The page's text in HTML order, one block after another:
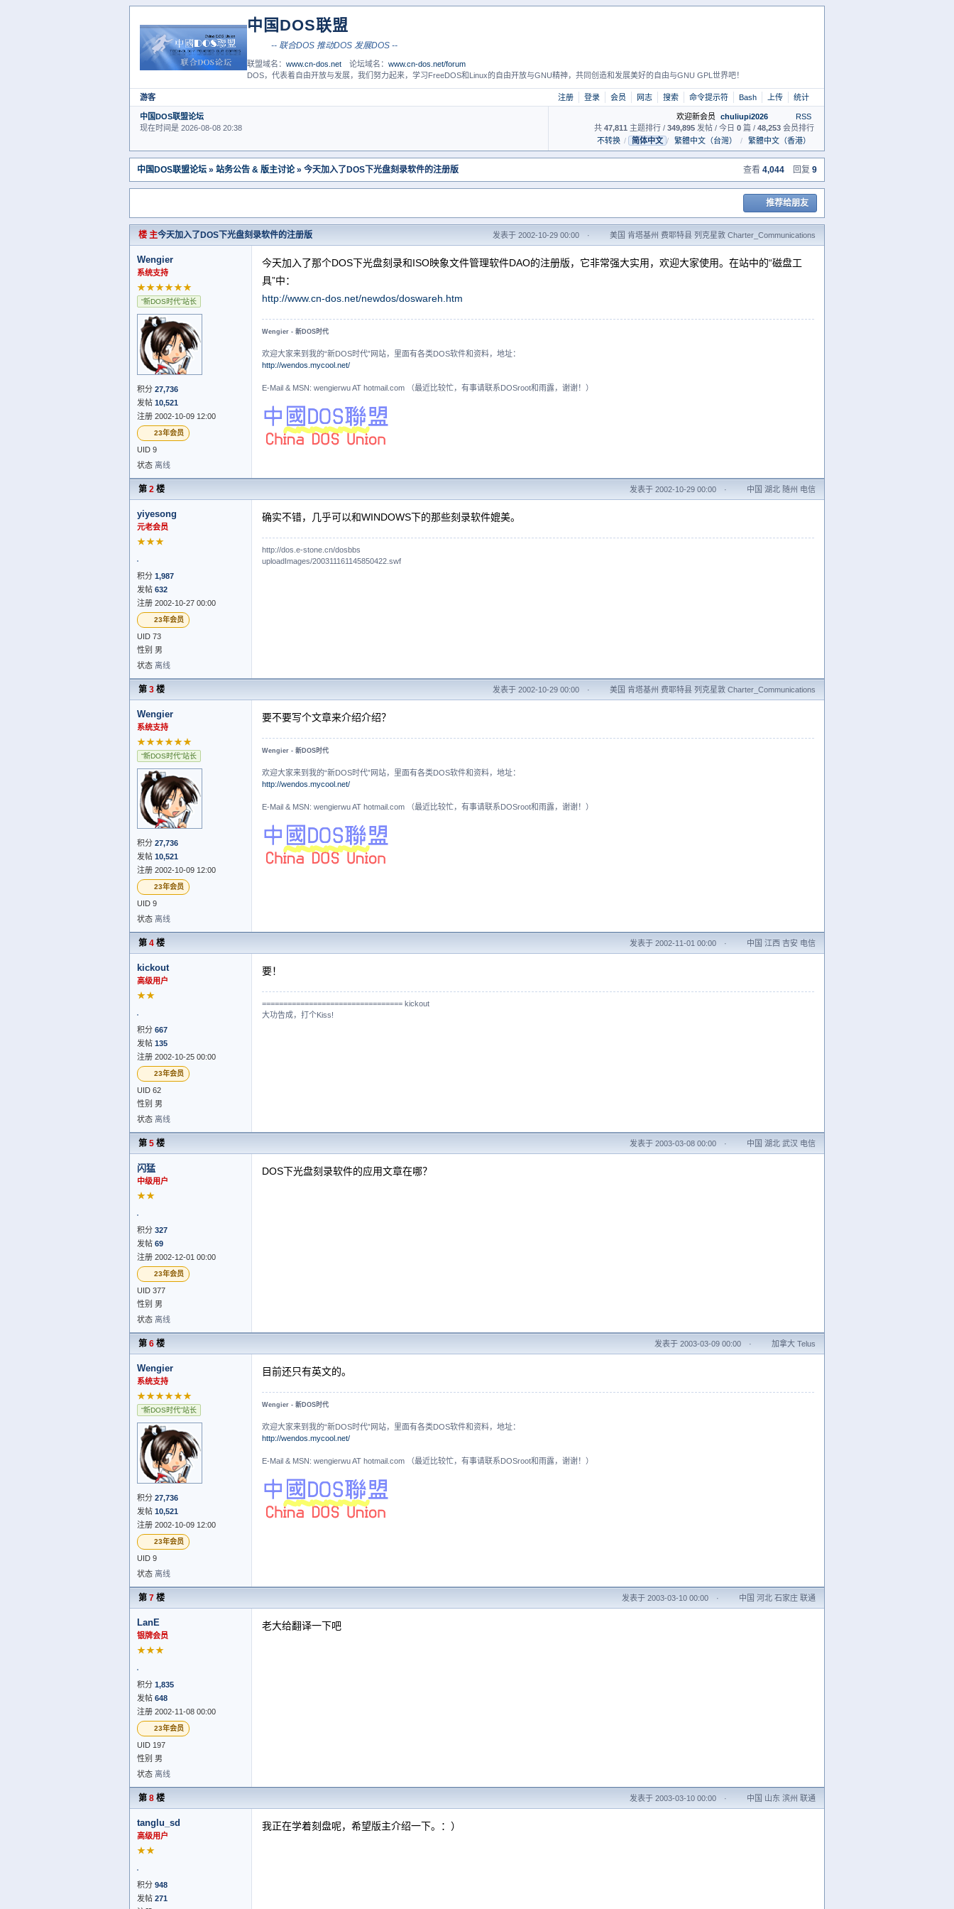
中国DOS联盟
-- 联合DOS 推动DOS 发展DOS --
联盟域名：www.cn-dos.net 论坛域名：www.cn-dos.net/forum
DOS，代表着自由开放与发展，我们努力起来，学习FreeDOS和Linux的自由开放与GNU精神，共同创造和发展美好的自由与GNU GPL世界吧！
游客 注册 登录 会员 网志 搜索 命令提示符 Bash 上传 统计
中国DOS联盟论坛
现在时间是 2026-08-08 20:38
欢迎新会员 chuliupi2026
RSS
共 47,811 主题排行 / 349,895 发帖 / 今日 0 篇 / 48,253 会员排行
不转换 / 简体中文 / 繁體中文（台灣） / 繁體中文（香港）
中国DOS联盟论坛 » 站务公告 & 版主讨论» 今天加入了DOS下光盘刻录软件的注册版 查看 4,044 回复 9
推荐给朋友
楼 主今天加入了DOS下光盘刻录软件的注册版 发表于 2002-10-29 00:00 · 美国 肯塔基州 费耶特县 列克星敦 Charter_Communications
Wengier
系统支持
★★★★★★
“新DOS时代”站长
积分 27,736
发帖 10,521
注册 2002-10-09 12:00
23年会员
UID 9
状态 离线
今天加入了那个DOS下光盘刻录和ISO映象文件管理软件DAO的注册版，它非常强大实用，欢迎大家使用。在站中的“磁盘工
具”中：
http://www.cn-dos.net/newdos/doswareh.htm
Wengier - 新DOS时代
欢迎大家来到我的“新DOS时代”网站，里面有各类DOS软件和资料，地址：
http://wendos.mycool.net/
E-Mail & MSN: wengierwu AT hotmail.com （最近比较忙，有事请联系DOSroot和雨露，谢谢！）
第 2 楼 发表于 2002-10-29 00:00 · 中国 湖北 随州 电信
yiyesong
元老会员
★★★
积分 1,987
发帖 632
注册 2002-10-27 00:00
23年会员
UID 73
性别 男
状态 离线
确实不错，几乎可以和WINDOWS下的那些刻录软件媲美。
http://dos.e-stone.cn/dosbbs
uploadImages/200311161145850422.swf
第 3 楼 发表于 2002-10-29 00:00 · 美国 肯塔基州 费耶特县 列克星敦 Charter_Communications
Wengier
系统支持
★★★★★★
“新DOS时代”站长
积分 27,736
发帖 10,521
注册 2002-10-09 12:00
23年会员
UID 9
状态 离线
要不要写个文章来介绍介绍？
Wengier - 新DOS时代
欢迎大家来到我的“新DOS时代”网站，里面有各类DOS软件和资料，地址：
http://wendos.mycool.net/
E-Mail & MSN: wengierwu AT hotmail.com （最近比较忙，有事请联系DOSroot和雨露，谢谢！）
第 4 楼 发表于 2002-11-01 00:00 · 中国 江西 吉安 电信
kickout
高级用户
★★
积分 667
发帖 135
注册 2002-10-25 00:00
23年会员
UID 62
性别 男
状态 离线
要！
================================= kickout
大功告成，打个Kiss!
第 5 楼 发表于 2003-03-08 00:00 · 中国 湖北 武汉 电信
闪猛
中级用户
★★
积分 327
发帖 69
注册 2002-12-01 00:00
23年会员
UID 377
性别 男
状态 离线
DOS下光盘刻录软件的应用文章在哪？
第 6 楼 发表于 2003-03-09 00:00 · 加拿大 Telus
Wengier
系统支持
★★★★★★
“新DOS时代”站长
积分 27,736
发帖 10,521
注册 2002-10-09 12:00
23年会员
UID 9
状态 离线
目前还只有英文的。
Wengier - 新DOS时代
欢迎大家来到我的“新DOS时代”网站，里面有各类DOS软件和资料，地址：
http://wendos.mycool.net/
E-Mail & MSN: wengierwu AT hotmail.com （最近比较忙，有事请联系DOSroot和雨露，谢谢！）
第 7 楼 发表于 2003-03-10 00:00 · 中国 河北 石家庄 联通
LanE
银牌会员
★★★
积分 1,835
发帖 648
注册 2002-11-08 00:00
23年会员
UID 197
性别 男
状态 离线
老大给翻译一下吧
第 8 楼 发表于 2003-03-10 00:00 · 中国 山东 滨州 联通
tanglu_sd
高级用户
★★
积分 948
发帖 271
我正在学着刻盘呢，希望版主介绍一下。：）